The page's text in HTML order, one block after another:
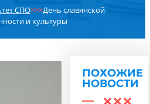
СПО×××День славянской
и культуры
ПОХОЖИЕ
НОВОСТИ